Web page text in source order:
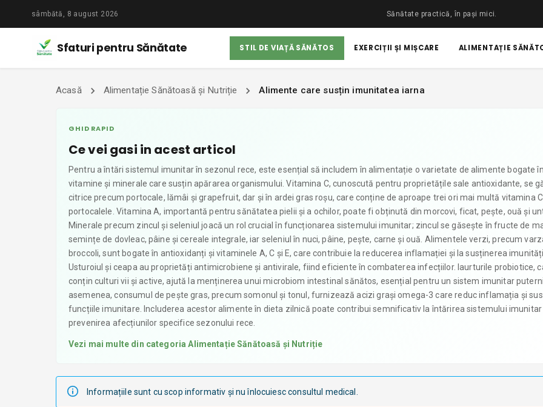
sâmbătă, 8 august 2026 Sănătate practică, în pași mici.
Sfaturi pentru Sănătate STIL DE VIAȚĂ SĂNĂTOS EXERCIȚII ȘI MIȘCARE ALIMENTAȚIE
Acasă Alimentație Sănătoasă și Nutriție Alimente care susțin imunitatea iarna
GHID RAPID
Ce vei gasi in acest articol
Pentru a întări sistemul imunitar în sezonul rece, este esențial să includem în alimentație o varietate de alimente bogate în
vitamine și minerale care susțin apărarea organismului. Vitamina C, cunoscută pentru proprietățile sale antioxidante, se
citrice precum portocale, lămâi și grapefruit, dar și în ardei gras roșu, care conține de aproape trei ori mai multă vitamina
portocalele. Vitamina A, importantă pentru sănătatea pielii și a ochilor, poate fi obținută din morcovi, ficat, pește, ouă și
Minerale precum zincul și seleniul joacă un rol crucial în funcționarea sistemului imunitar; zincul se găsește în fructe de
semințe de dovleac, pâine și cereale integrale, iar seleniul în nuci, pâine, pește, carne și ouă. Alimentele verzi, precum
broccoli, sunt bogate în antioxidanți și vitaminele A, C și E, care contribuie la reducerea inflamației și la susținerea
Usturoiul și ceapa au proprietăți antimicrobiene și antivirale, fiind eficiente în combaterea infecțiilor. Iaurturile probiotice,
conțin culturi vii și active, ajută la menținerea unui microbiom intestinal sănătos, esențial pentru un sistem imunitar
asemenea, consumul de pește gras, precum somonul și tonul, furnizează acizi grași omega-3 care reduc inflamația și
funcțiile imunitare. Includerea acestor alimente în dieta zilnică poate contribui semnificativ la întărirea sistemului imunitar
prevenirea afecțiunilor specifice sezonului rece.
Vezi mai multe din categoriaAlimentație Sănătoasă și Nutriție
Informațiile sunt cu scop informativ și nu înlocuiesc consultul medical.